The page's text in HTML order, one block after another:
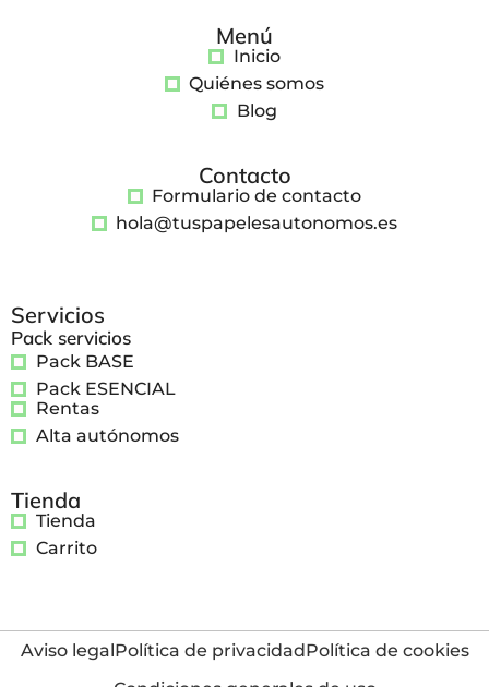
Menú
Inicio
Quiénes somos
Blog
Contacto
Formulario de contacto
hola@tuspapelesautonomos.es
Servicios
Pack servicios
Pack BASE
Pack ESENCIAL
Rentas
Alta autónomos
Tienda
Tienda
Carrito
Aviso legalPolítica de privacidadPolítica de cookies